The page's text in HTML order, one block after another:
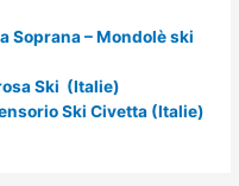
Soprana – Mondolè ski
Ski (Italie)
Ski Civetta (Italie)